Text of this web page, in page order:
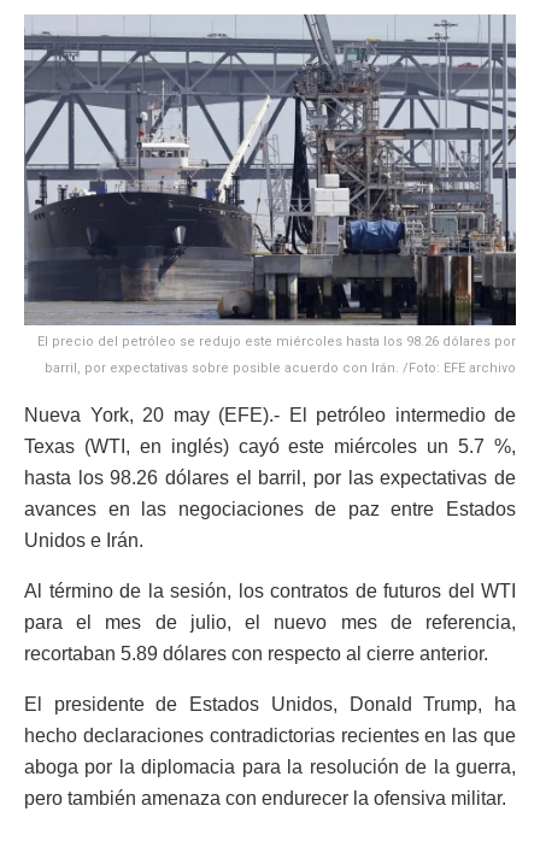
El precio del petróleo se redujo este miércoles hasta los 98.26 dólares por
barril, por expectativas sobre posible acuerdo con Irán. /Foto: EFE archivo
Nueva York, 20 may (EFE).- El petróleo intermedio de
Texas (WTI, en inglés) cayó este miércoles un 5.7 %,
hasta los 98.26 dólares el barril, por las expectativas de
avances en las negociaciones de paz entre Estados
Unidos e Irán.
Al término de la sesión, los contratos de futuros del WTI
para el mes de julio, el nuevo mes de referencia,
recortaban 5.89 dólares con respecto al cierre anterior.
El presidente de Estados Unidos, Donald Trump, ha
hecho declaraciones contradictorias recientes en las que
aboga por la diplomacia para la resolución de la guerra,
pero también amenaza con endurecer la ofensiva militar.